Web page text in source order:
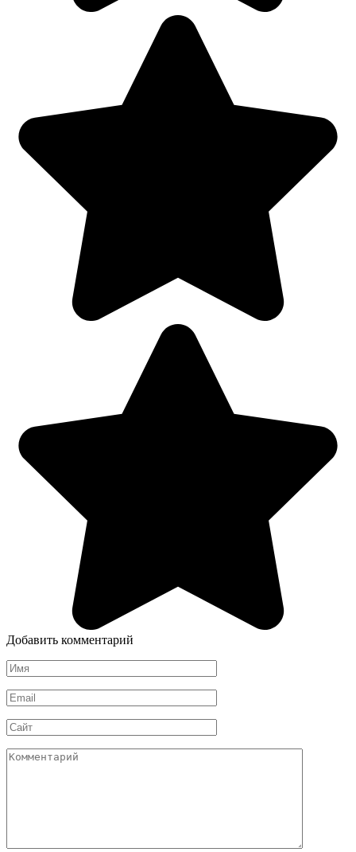
Добавить комментарий
Имя
*
Email
*
Сайт
Комментарий